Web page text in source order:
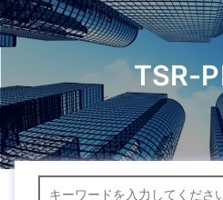
TSR-PLUS
優良企業サ
会社案内
商品・サー
TSR-
キーワード検索